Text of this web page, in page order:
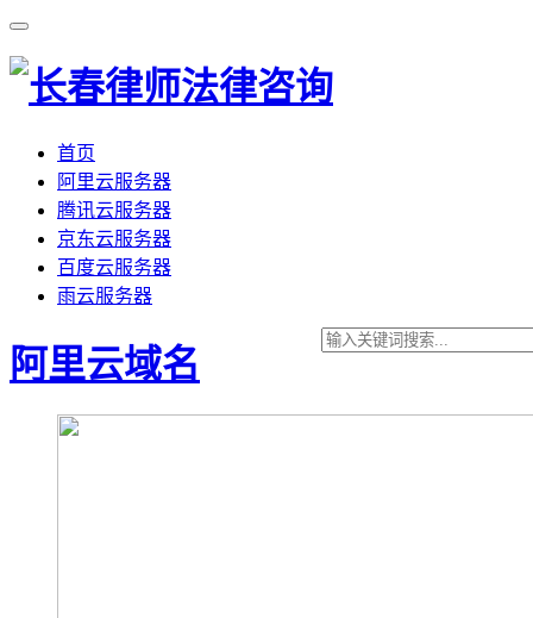
首页
阿里云服务器
腾讯云服务器
京东云服务器
百度云服务器
雨云服务器
阿里云域名